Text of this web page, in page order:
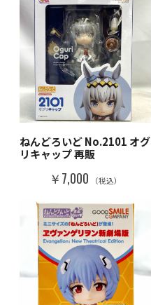
ねんどろいど No.2101 オグ
リキャップ 再販
￥7,000 （税込）